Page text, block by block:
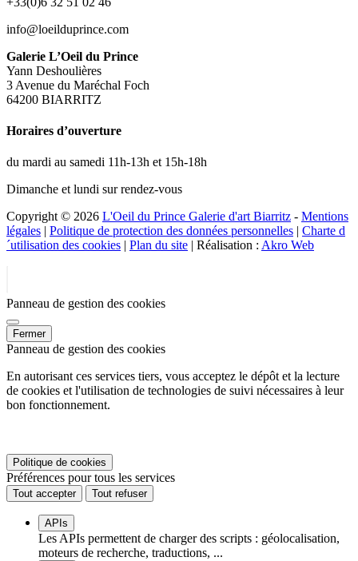
info@loeilduprince.com
Galerie L’Oeil du Prince
Yann Deshoulières
3 Avenue du Maréchal Foch
64200 BIARRITZ
Horaires d’ouverture
du mardi au samedi 11h-13h et 15h-18h
Dimanche et lundi sur rendez-vous
Copyright © 2026 L'Oeil du Prince Galerie d'art Biarritz - Mentions
légales | Politique de protection des données personnelles | Charte d
´utilisation des cookies | Plan du site | Réalisation : Akro Web
Panneau de gestion des cookies
Fermer
Panneau de gestion des cookies
En autorisant ces services tiers, vous acceptez le dépôt et la lecture
de cookies et l'utilisation de technologies de suivi nécessaires à leur
bon fonctionnement.
Politique de cookies
Préférences pour tous les services
Tout accepter Tout refuser
APIs
Les APIs permettent de charger des scripts : géolocalisation,
moteurs de recherche, traductions, ...